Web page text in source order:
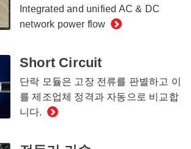
Integrated and unified AC & DC
network power flow
Short Circuit
단락 모듈은 고장 전류를 판별하고 이
를 제조업체 정격과 자동으로 비교합
니다.